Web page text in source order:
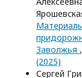
Заволжья ,
(2025)
Сергей